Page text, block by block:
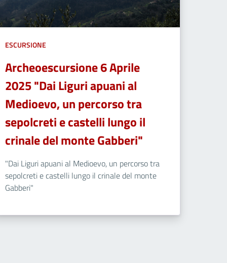
ESCURSIONE
Archeoescursione 6 Aprile
2025 "Dai Liguri apuani al
Medioevo, un percorso tra
sepolcreti e castelli lungo il
crinale del monte Gabberi"
"Dai Liguri apuani al Medioevo, un percorso tra
sepolcreti e castelli lungo il crinale del monte
Gabberi"